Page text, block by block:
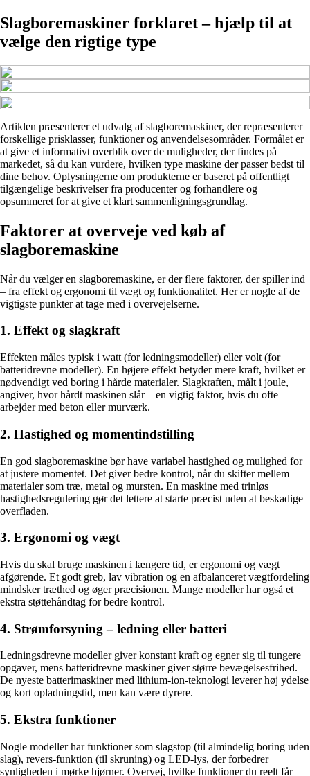
Slagboremaskiner forklaret – hjælp til at
vælge den rigtige type
Artiklen præsenterer et udvalg af slagboremaskiner, der repræsenterer
forskellige prisklasser, funktioner og anvendelsesområder. Formålet er
at give et informativt overblik over de muligheder, der findes på
markedet, så du kan vurdere, hvilken type maskine der passer bedst til
dine behov. Oplysningerne om produkterne er baseret på offentligt
tilgængelige beskrivelser fra producenter og forhandlere og
opsummeret for at give et klart sammenligningsgrundlag.
Faktorer at overveje ved køb af
slagboremaskine
Når du vælger en slagboremaskine, er der flere faktorer, der spiller ind
– fra effekt og ergonomi til vægt og funktionalitet. Her er nogle af de
vigtigste punkter at tage med i overvejelserne.
1. Effekt og slagkraft
Effekten måles typisk i watt (for ledningsmodeller) eller volt (for
batteridrevne modeller). En højere effekt betyder mere kraft, hvilket er
nødvendigt ved boring i hårde materialer. Slagkraften, målt i joule,
angiver, hvor hårdt maskinen slår – en vigtig faktor, hvis du ofte
arbejder med beton eller murværk.
2. Hastighed og momentindstilling
En god slagboremaskine bør have variabel hastighed og mulighed for
at justere momentet. Det giver bedre kontrol, når du skifter mellem
materialer som træ, metal og mursten. En maskine med trinløs
hastighedsregulering gør det lettere at starte præcist uden at beskadige
overfladen.
3. Ergonomi og vægt
Hvis du skal bruge maskinen i længere tid, er ergonomi og vægt
afgørende. Et godt greb, lav vibration og en afbalanceret vægtfordeling
mindsker træthed og øger præcisionen. Mange modeller har også et
ekstra støttehåndtag for bedre kontrol.
4. Strømforsyning – ledning eller batteri
Ledningsdrevne modeller giver konstant kraft og egner sig til tungere
opgaver, mens batteridrevne maskiner giver større bevægelsesfrihed.
De nyeste batterimaskiner med lithium-ion-teknologi leverer høj ydelse
og kort opladningstid, men kan være dyrere.
5. Ekstra funktioner
Nogle modeller har funktioner som slagstop (til almindelig boring uden
slag), revers-funktion (til skruning) og LED-lys, der forbedrer
synligheden i mørke hjørner. Overvej, hvilke funktioner du reelt får